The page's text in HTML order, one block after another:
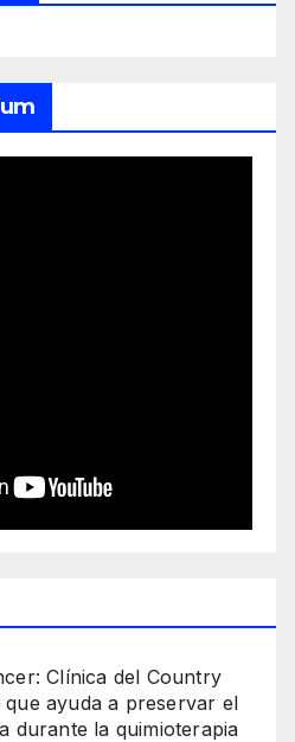
Clínica del Country
ayuda a preservar el
durante la quimioterapia